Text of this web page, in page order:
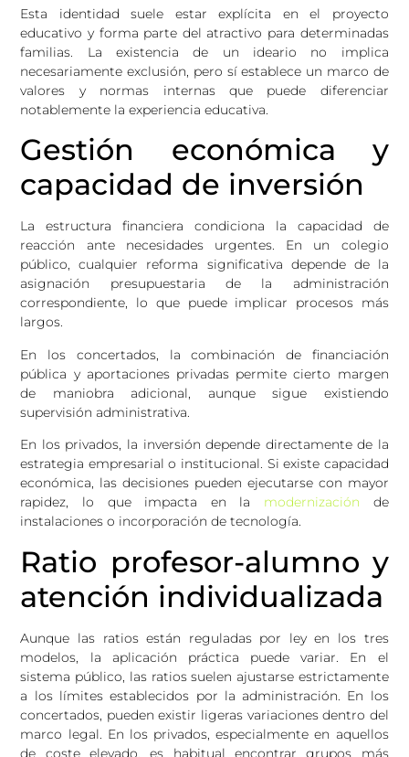
Esta identidad suele estar explícita en el proyecto
educativo y forma parte del atractivo para determinadas
familias. La existencia de un ideario no implica
necesariamente exclusión, pero sí establece un marco de
valores y normas internas que puede diferenciar
notablemente la experiencia educativa.
Gestión económica y
capacidad de inversión
La estructura financiera condiciona la capacidad de
reacción ante necesidades urgentes. En un colegio
público, cualquier reforma significativa depende de la
asignación presupuestaria de la administración
correspondiente, lo que puede implicar procesos más
largos.
En los concertados, la combinación de financiación
pública y aportaciones privadas permite cierto margen
de maniobra adicional, aunque sigue existiendo
supervisión administrativa.
En los privados, la inversión depende directamente de la
estrategia empresarial o institucional. Si existe capacidad
económica, las decisiones pueden ejecutarse con mayor
rapidez, lo que impacta en la modernización de
instalaciones o incorporación de tecnología.
Ratio profesor-alumno y
atención individualizada
Aunque las ratios están reguladas por ley en los tres
modelos, la aplicación práctica puede variar. En el
sistema público, las ratios suelen ajustarse estrictamente
a los límites establecidos por la administración. En los
concertados, pueden existir ligeras variaciones dentro del
marco legal. En los privados, especialmente en aquellos
de coste elevado, es habitual encontrar grupos más